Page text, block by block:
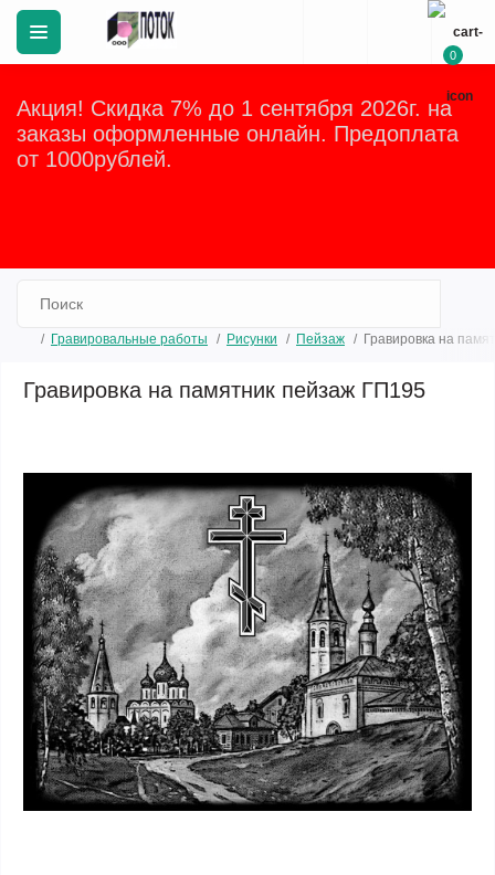
Акция! Скидка 7% до 1 сентября 2026г. на
заказы оформленные онлайн. Предоплата
от 1000рублей.
0
Гравировальные работы Рисунки Пейзаж Гравировка на
Гравировка на памятник пейзаж ГП195